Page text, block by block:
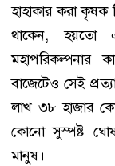
হাহাকার করা কৃষক
থাকেন, হয়তো
মহাপরিকল্পনার
বাজেটেও সেই
লাখ ৩৮ হাজার
কোনো সুস্পষ্ট
মানুষ।